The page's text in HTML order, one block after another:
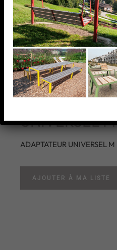
ADAPTATEUR
UNIVERSEL M
ADAPTATEUR UNIVERSEL M
AJOUTER À MA LISTE